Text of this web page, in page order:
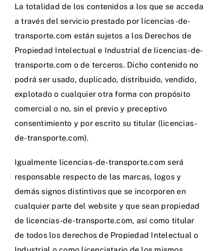
La totalidad de los contenidos a los que se acceda
a través del servicio prestado por licencias-de-
transporte.com están sujetos a los Derechos de
Propiedad Intelectual e Industrial de licencias-de-
transporte.com o de terceros. Dicho contenido no
podrá ser usado, duplicado, distribuido, vendido,
explotado o cualquier otra forma con propósito
comercial o no, sin el previo y preceptivo
consentimiento y por escrito su titular (licencias-
de-transporte.com).
Igualmente licencias-de-transporte.com será
responsable respecto de las marcas, logos y
demás signos distintivos que se incorporen en
cualquier parte del website y que sean propiedad
de licencias-de-transporte.com, así como titular
de todos los derechos de Propiedad Intelectual o